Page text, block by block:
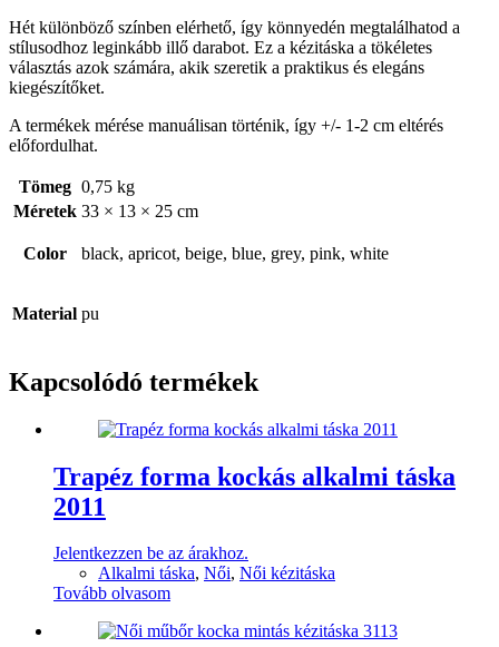
Hét különböző színben elérhető, így könnyedén megtalálhatod a
stílusodhoz leginkább illő darabot. Ez a kézitáska a tökéletes
választás azok számára, akik szeretik a praktikus és elegáns
kiegészítőket.
A termékek mérése manuálisan történik, így +/- 1-2 cm eltérés
előfordulhat.
Tömeg 0,75 kg
Méretek 33 × 13 × 25 cm
Color black, apricot, beige, blue, grey, pink, white
Material pu
Kapcsolódó termékek
Trapéz forma kockás alkalmi táska
2011
Jelentkezzen be az árakhoz.
Alkalmi táska, Női, Női kézitáska
Tovább olvasom